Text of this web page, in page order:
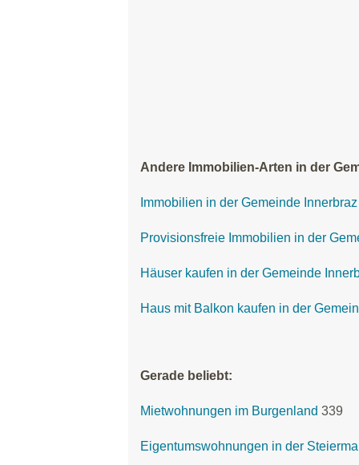
Andere Immobilien-Arten in der
Immobilien in der Gemeinde Innerbraz
Provisionsfreie Immobilien in der
Häuser kaufen in der Gemeinde
Haus mit Balkon kaufen in der
Gerade beliebt:
Mietwohnungen im Burgenland 339
Eigentumswohnungen in der